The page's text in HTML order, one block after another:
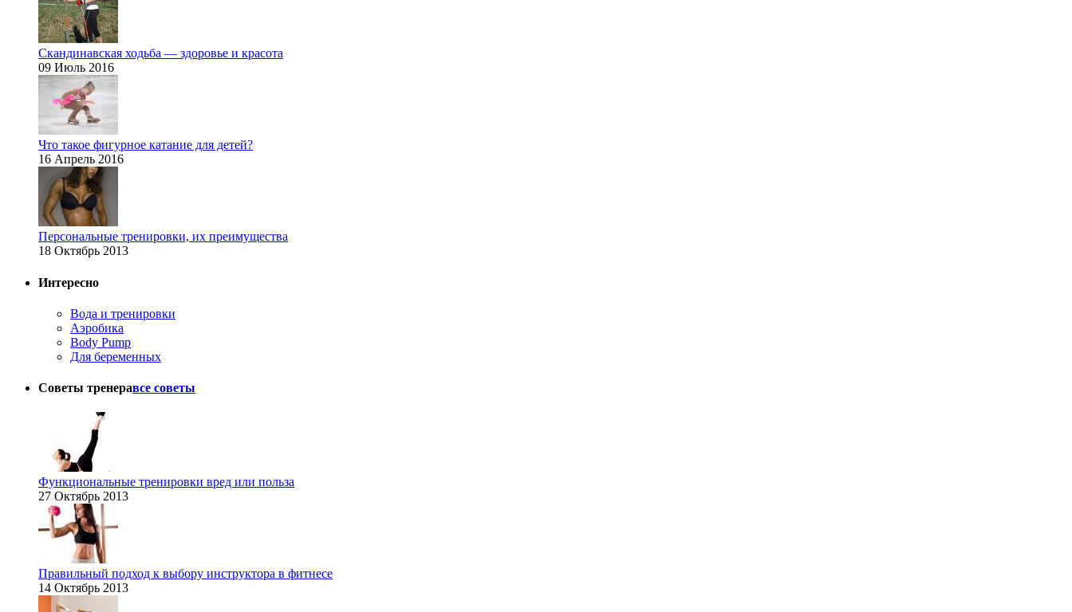
Скандинавская ходьба — здоровье и красота
09 Июль 2016
Что такое фигурное катание для детей?
16 Апрель 2016
Персональные тренировки, их преимущества
18 Октябрь 2013
Интересно
Вода и тренировки
Аэробика
Body Pump
Для беременных
Советы тренеравсе советы
Функциональные тренировки вред или польза
27 Октябрь 2013
Правильный подход к выбору инструктора в фитнесе
14 Октябрь 2013